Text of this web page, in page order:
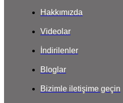
Hakkımızda
Videolar
İndirilenler
Bloglar
Bizimle iletişime geçin